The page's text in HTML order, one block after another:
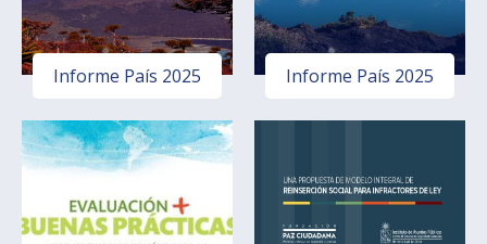
Informe País 2025 Informe País 2025